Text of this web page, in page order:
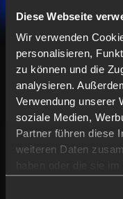
Diese Webseite
Wir verwenden
personalisieren,
zu können und die
analysieren.
Verwendung unserer
soziale Medien,
Partner führen diese
weiteren Daten
BENEFITS